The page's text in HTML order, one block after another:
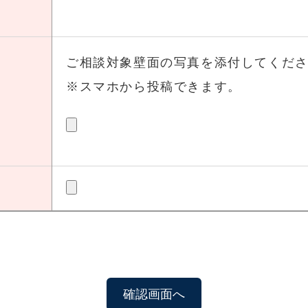
ご相談対象壁面の写真を添付してくだ
※スマホから投稿できます。